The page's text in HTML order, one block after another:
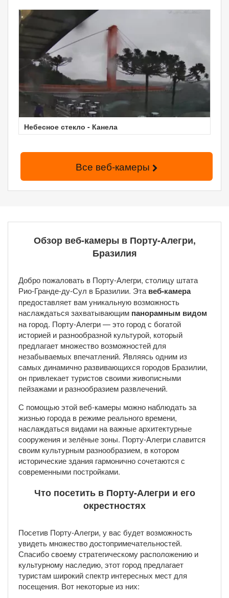
Небесное стекло - Канела
Все веб-камеры
Обзор веб-камеры в Порту-Алегри,
Бразилия
Добро пожаловать в Порту-Алегри, столицу штата
Рио-Гранде-ду-Сул в Бразилии. Эта веб-камера
предоставляет вам уникальную возможность
наслаждаться захватывающим панорамным видом
на город. Порту-Алегри — это город с богатой
историей и разнообразной культурой, который
предлагает множество возможностей для
незабываемых впечатлений. Являясь одним из
самых динамично развивающихся городов Бразилии,
он привлекает туристов своими живописными
пейзажами и разнообразием развлечений.
С помощью этой веб-камеры можно наблюдать за
жизнью города в режиме реального времени,
наслаждаться видами на важные архитектурные
сооружения и зелёные зоны. Порту-Алегри славится
своим культурным разнообразием, в котором
исторические здания гармонично сочетаются с
современными постройками.
Что посетить в Порту-Алегри и его
окрестностях
Посетив Порту-Алегри, у вас будет возможность
увидеть множество достопримечательностей.
Спасибо своему стратегическому расположению и
культурному наследию, этот город предлагает
туристам широкий спектр интересных мест для
посещения. Вот некоторые из них: